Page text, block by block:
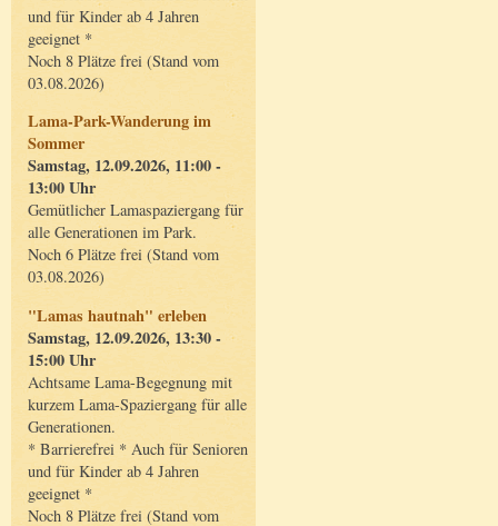
und für Kinder ab 4 Jahren
geeignet *
Noch 8 Plätze frei (Stand vom
03.08.2026)
Lama-Park-Wanderung im
Sommer
Samstag, 12.09.2026, 11:00 -
13:00 Uhr
Gemütlicher Lamaspaziergang für
alle Generationen im Park.
Noch 6 Plätze frei (Stand vom
03.08.2026)
"Lamas hautnah" erleben
Samstag, 12.09.2026, 13:30 -
15:00 Uhr
Achtsame Lama-Begegnung mit
kurzem Lama-Spaziergang für alle
Generationen.
* Barrierefrei * Auch für Senioren
und für Kinder ab 4 Jahren
geeignet *
Noch 8 Plätze frei (Stand vom